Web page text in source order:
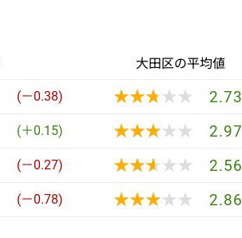
大田区の平均値
(－0.38) ★★★★★
★★★★★ 2.73
(＋0.15) ★★★★★
★★★★★ 2.97
(－0.27) ★★★★★
★★★★★ 2.56
(－0.78) ★★★★★
★★★★★ 2.86